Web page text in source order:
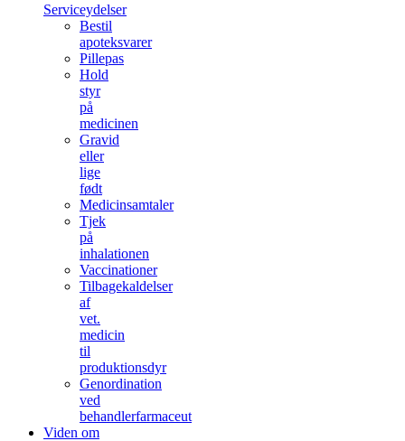
Serviceydelser
Bestil
apoteksvarer
Pillepas
Hold
styr
på
medicinen
Gravid
eller
lige
født
Medicinsamtaler
Tjek
på
inhalationen
Vaccinationer
Tilbagekaldelser
af
vet.
medicin
til
produktionsdyr
Genordination
ved
behandlerfarmaceut
Viden om